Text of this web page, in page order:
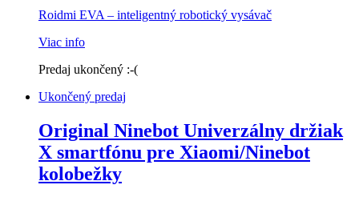
Roidmi EVA – inteligentný robotický vysávač
Viac info
Predaj ukončený :-(
Ukončený predaj
Original Ninebot Univerzálny držiak
X smartfónu pre Xiaomi/Ninebot
kolobežky